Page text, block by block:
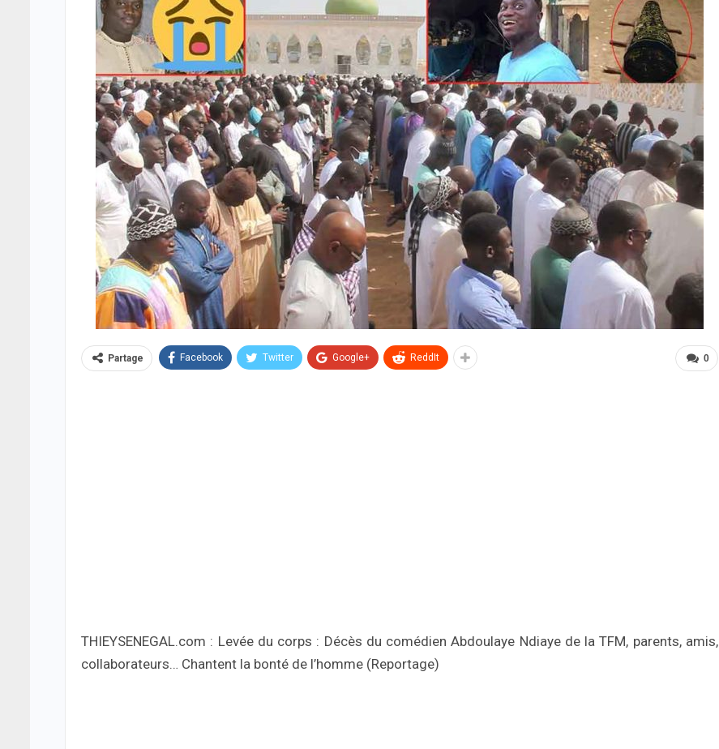
0
Partage Facebook Twitter Google+ ReddIt
THIEYSENEGAL.com : Levée du corps : Décès du comédien Abdoulaye Ndiaye de la TFM, parents, amis,
collaborateurs… Chantent la bonté de l’homme (Reportage)